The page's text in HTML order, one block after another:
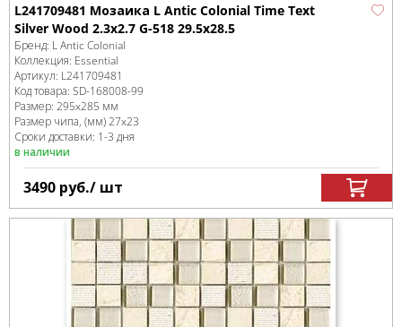
L241709481 Мозаика L Antic Colonial Time Text
Silver Wood 2.3x2.7 G-518 29.5x28.5
Бренд: L Antic Colonial
Коллекция: Essential
Артикул: L241709481
Код товара: SD-168008-99
Размер: 295x285 мм
Размер чипа, (мм)27x23
Сроки доставки: 1-3 дня
в наличии
3490 руб./ шт